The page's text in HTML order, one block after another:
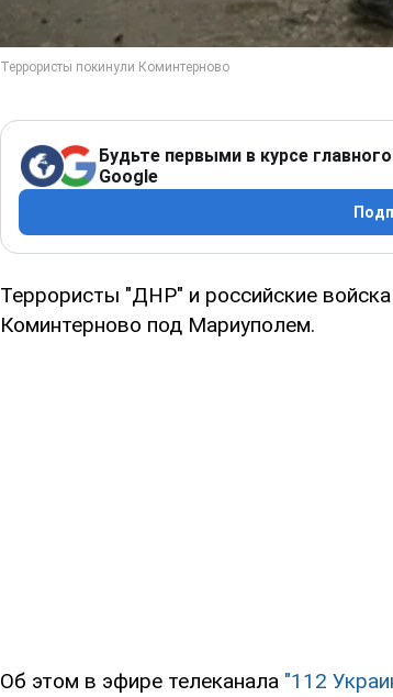
Будьте первыми в курсе
Google
Террористы "ДНР" и российские
Коминтерново под Мариуполем.
Об этом в эфире телеканала "112